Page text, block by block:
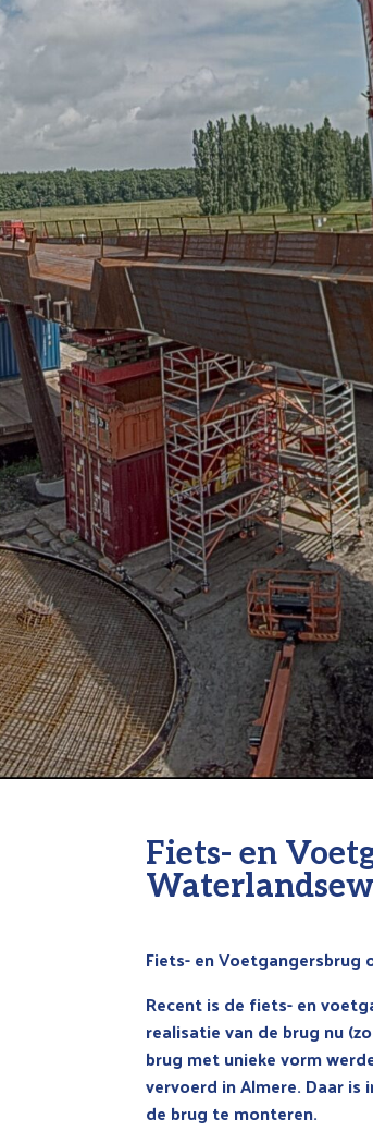
Fiets- en
Fiets- en
Recent is de fiets- en
realisatie van de brug nu
brug met unieke vorm
vervoerd in Almere. Daar
de brug te monteren.